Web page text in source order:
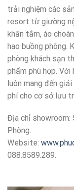
trải nghiệm các
resort từ giường
khăn tắm, áo
hao buồng phòng.
phòng khách sạn
phẩm phù hợp. Với
luôn mang đến
phí cho cơ sở lưu
Địa chỉ showroom:
Phòng.
Website:
088.8589.289.